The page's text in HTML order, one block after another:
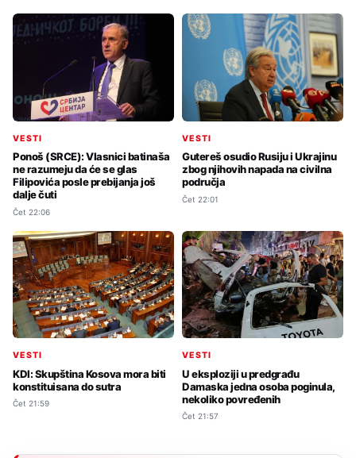
VESTI
Ponoš (SRCE): Vlasnici batinaša
ne razumeju da će se glas
Filipovića posle prebijanja još
dalje čuti
Čet 22:06
VESTI
Gutereš osudio Rusiju i Ukrajinu
zbog njihovih napada na civilna
područja
Čet 22:01
VESTI
KDI: Skupština Kosova mora biti
konstituisana do sutra
Čet 21:59
VESTI
U eksploziji u predgrađu
Damaska jedna osoba poginula,
nekoliko povređenih
Čet 21:57